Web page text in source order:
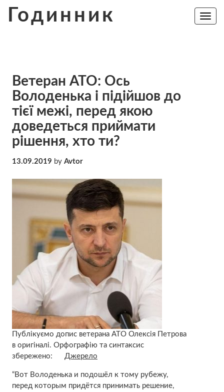
Годинник
Toggle
Ветеран АТО: Ось
Володенька і підійшов до
тієї межі, перед якою
доведеться приймати
рішення, хто ти?
13.09.2019 by Avtor
Публікуємо допис ветерана АТО Олексія Петрова
в оригіналі. Орфографію та синтаксис
збережено: Джерело
“Вот Володенька и подошёл к тому рубежу,
перед которым придётся принимать решение,